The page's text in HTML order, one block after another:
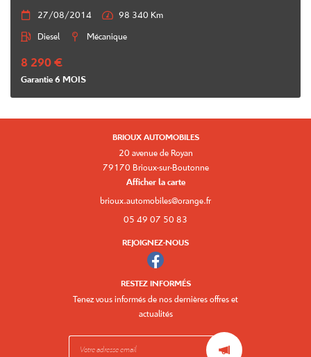
 27/08/2014  98 340 Km
 Diesel  Mécanique
8 290 €
Garantie 6 MOIS
BRIOUX AUTOMOBILES
20 avenue de Royan
79170 Brioux-sur-Boutonne
Afficher la carte
05 49 07 50 83
REJOIGNEZ-NOUS
RESTEZ INFORMÉS
Tenez vous informés de nos dernières offres et
actualités